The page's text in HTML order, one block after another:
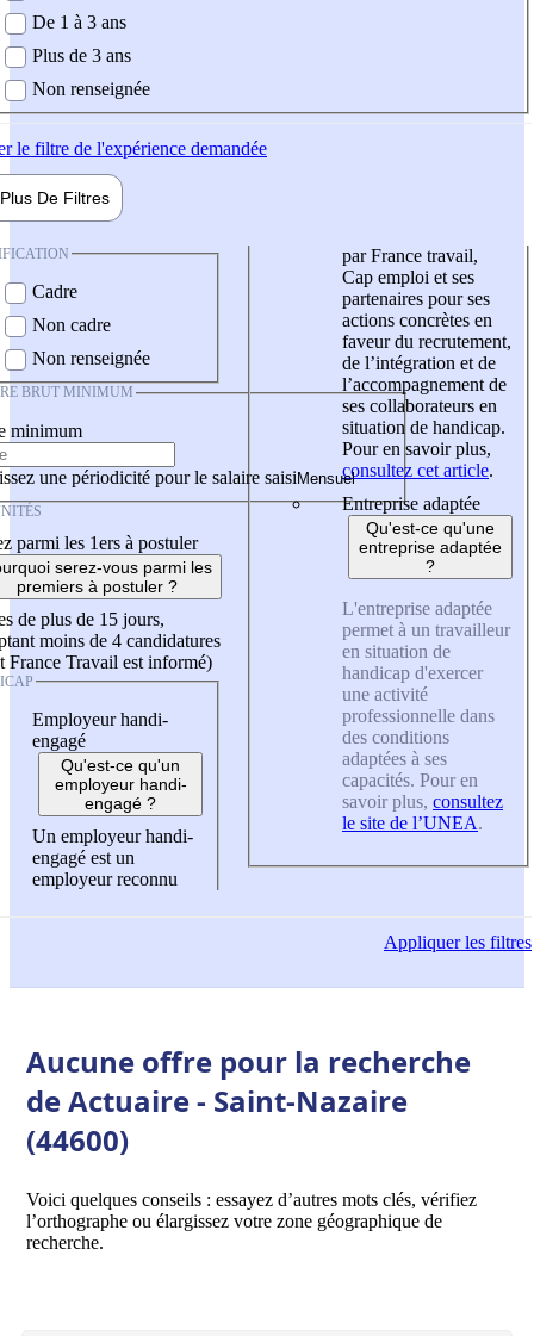
De 1 à 3 ans
Plus de 3 ans
Non renseignée
le filtre de l'expérience demandée
Plus De Filtres
Cadre
Non cadre
Non renseignée
BRUT MINIMUM
minimum
une périodicité pour le salaire saisi
parmi les 1ers à postuler
serez-vous parmi les
premiers à postuler ?
de plus de 15 jours,
moins de 4 candidatures
France Travail est informé)
Employeur handi-
engagé
Qu'est-ce qu'un
employeur handi-
engagé ?
Un employeur handi-
engagé est un
employeur reconnu
par France travail,
Cap emploi et ses
partenaires pour ses
actions concrètes en
faveur du recrutement,
de l’intégration et de
l’accompagnement de
ses collaborateurs en
situation de handicap.
Pour en savoir plus,
consultez cet article.
Entreprise adaptée
Qu'est-ce qu'une
entreprise adaptée
?
L'entreprise adaptée
permet à un travailleur
en situation de
handicap d'exercer
une activité
professionnelle dans
des conditions
adaptées à ses
capacités. Pour en
savoir plus, consultez
le site de l’UNEA.
Appliquerles filtres
Aucune offre pour la recherche
de Actuaire - Saint-Nazaire
(44600)
Voici quelques conseils : essayez d’autres mots clés, vérifiez
l’orthographe ou élargissez votre zone géographique de
recherche.